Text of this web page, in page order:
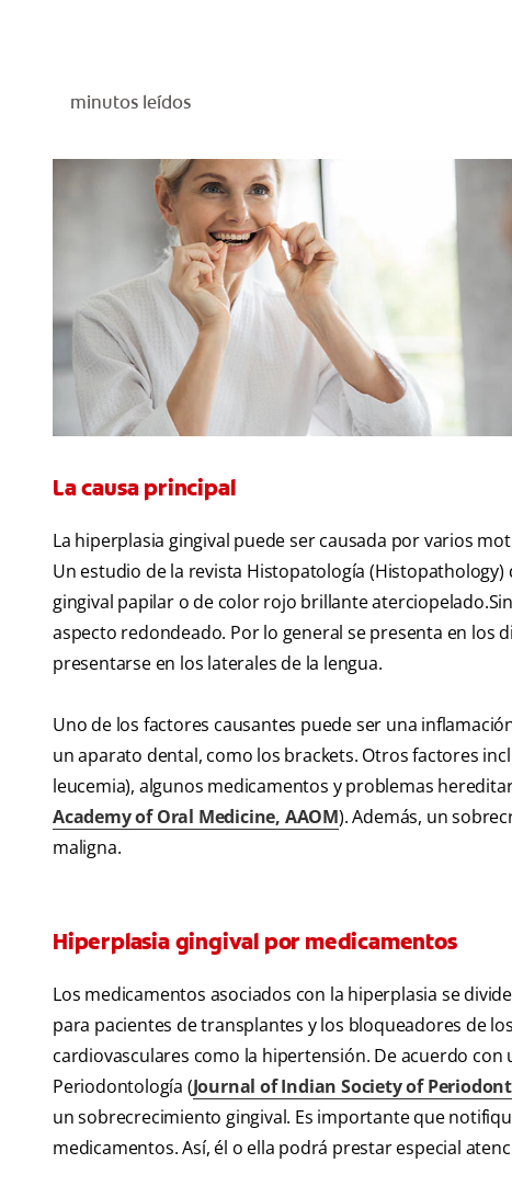
minutos leídos
La causa principal
La hiperplasia gingival puede ser causada por varios
Un estudio de la revista Histopatología
gingival papilar o de color rojo brillante
aspecto redondeado. Por lo general se presenta en los
presentarse en los laterales de la lengua.
Uno de los factores causantes puede ser una
un aparato dental, como los brackets. Otros factores
leucemia), algunos medicamentos y problemas
Academy of Oral Medicine, AAOM). Además, un
maligna.
Hiperplasia gingival por medicamentos
Los medicamentos asociados con la hiperplasia se
para pacientes de transplantes y los bloqueadores de
cardiovasculares como la hipertensión. De acuerdo
Periodontología (Journal of Indian Society of
un sobrecrecimiento gingival. Es importante que
medicamentos. Así, él o ella podrá prestar especial